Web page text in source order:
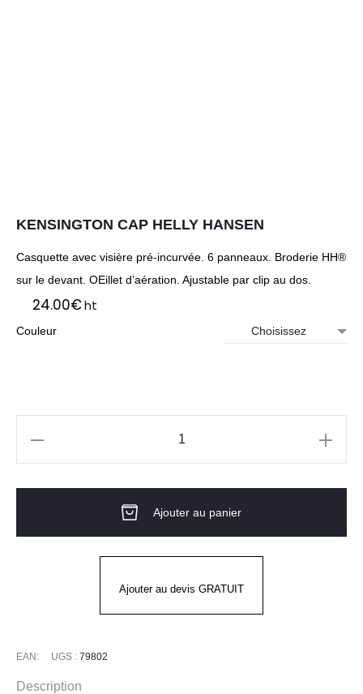
KENSINGTON CAP HELLY HANSEN
Casquette avec visière pré-incurvée. 6 panneaux. Broderie HH®
sur le devant. OEillet d’aération. Ajustable par clip au dos.
24.00€ht
Couleur
HELLY
Ajouter au panier
Ajouter au devis GRATUIT
EAN: UGS : 79802
Description